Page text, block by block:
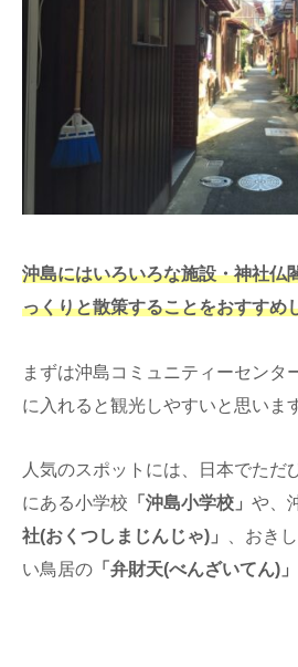
沖島にはいろいろな施設・神社仏
っくりと散策することをおすすめ
まずは沖島コミュニティーセンタ
に入れると観光しやすいと思いま
人気のスポットには、日本でただ
にある小学校 「沖島小学校」 や、
社(おくつしまじんじゃ)」
、おき
い鳥居の 「弁財天(べんざいてん)」